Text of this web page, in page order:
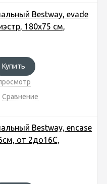
Bestway, evade
180x75 см,
Купить
Сравнение
Bestway, encase
от 2до16C,